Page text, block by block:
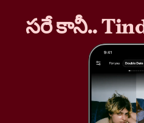
సరే కానీ..